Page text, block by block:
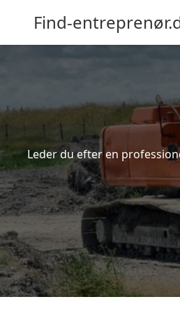
Find-
Leder du efter en